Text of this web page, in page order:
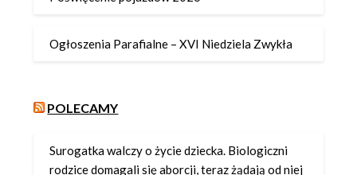
Ogłoszenia Parafialne – XVI Niedziela Zwykła
POLECAMY
Surogatka walczy o życie dziecka. Biologiczni
rodzice domagali się aborcji, teraz żądają od niej